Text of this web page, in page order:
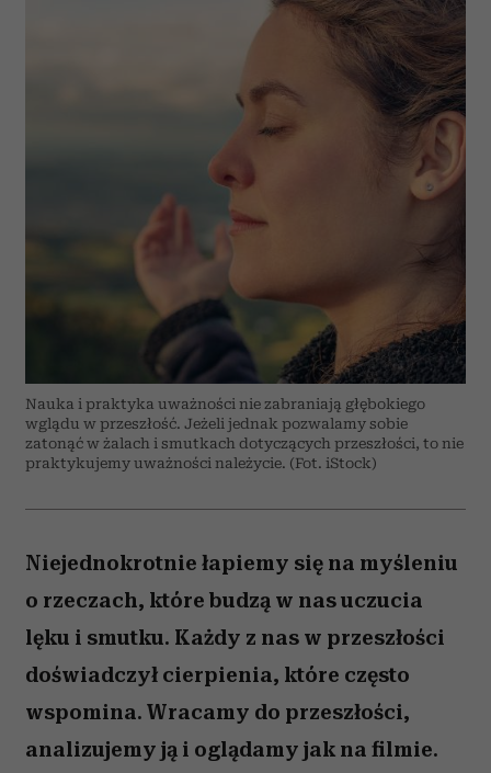
Nauka i prak­tyka uważności nie zabraniają głębokiego
wglądu w przeszłość. Jeżeli jednak pozwalamy sobie
zatonąć w żalach i smutkach dotyczących prze­szłości, to nie
praktykujemy uważności należycie. (Fot. iStock)
Niejednokrotnie łapiemy się na myśleniu
o rze­czach, które budzą w nas uczucia
lęku i smut­ku. Każdy z nas w przeszłości
doświadczył cierpienia, które często
wspomina. Wracamy do przeszłości,
analizujemy ją i oglądamy jak na fil­mie.